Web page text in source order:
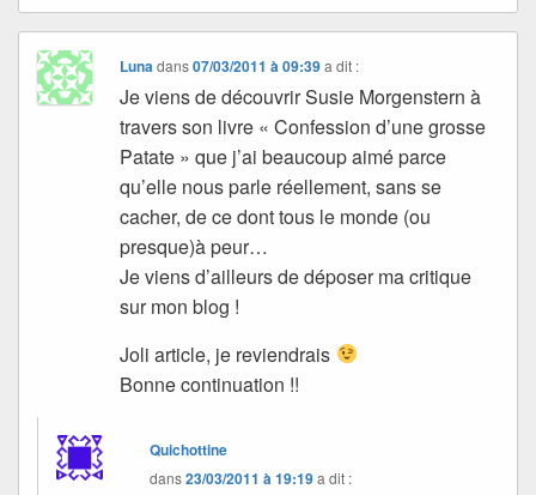
Lunadans07/03/2011 à 09:39 a dit :
Je viens de découvrir Susie Morgenstern à
travers son livre « Confession d’une grosse
Patate » que j’ai beaucoup aimé parce
qu’elle nous parle réellement, sans se
cacher, de ce dont tous le monde (ou
presque)à peur…
Je viens d’ailleurs de déposer ma critique
sur mon blog !
Joli article, je reviendrais
Bonne continuation !!
Quichottine
dans23/03/2011 à 19:19a dit :